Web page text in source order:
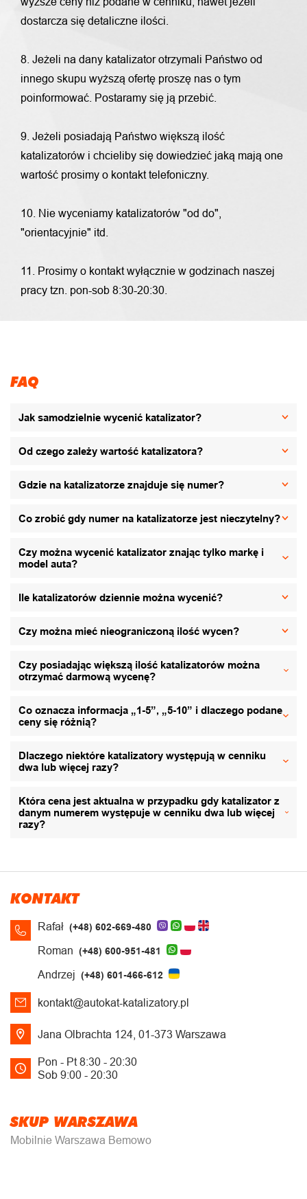
dostarcza się detaliczne ilości.
8. Jeżeli na dany katalizator otrzymali Państwo od
innego skupu wyższą ofertę proszę nas o tym
poinformować. Postaramy się ją przebić.
9. Jeżeli posiadają Państwo większą ilość
katalizatorów i chcieliby się dowiedzieć jaką mają one
wartość prosimy o kontakt telefoniczny.
10. Nie wyceniamy katalizatorów "od do",
"orientacyjnie" itd.
11. Prosimy o kontakt wyłącznie w godzinach naszej
pracy tzn. pon-sob 8:30-20:30.
FAQ
Jak samodzielnie wycenić katalizator?
Od czego zależy wartość katalizatora?
Gdzie na katalizatorze znajduje się numer?
Co zrobić gdy numer na katalizatorze jest nieczytelny?
Czy można wycenić katalizator znając tylko markę i
model auta?
Ile katalizatorów dziennie można wycenić?
Czy można mieć nieograniczoną ilość wycen?
Czy posiadając większą ilość katalizatorów można
otrzymać darmową wycenę?
Co oznacza informacja „1-5”, „5-10” i dlaczego podane
ceny się różnią?
Dlaczego niektóre katalizatory występują w cenniku
dwa lub więcej razy?
Która cena jest aktualna w przypadku gdy katalizator z
danym numerem występuje w cenniku dwa lub więcej
razy?
KONTAKT
Rafał (+48) 602-669-480
Roman (+48) 600-951-481
Andrzej (+48) 601-466-612
kontakt@autokat-katalizatory.pl
Jana Olbrachta 124, 01-373 Warszawa
Pon - Pt 8:30 - 20:30
Sob 9:00 - 20:30
SKUP WARSZAWA
Mobilnie Warszawa Bemowo